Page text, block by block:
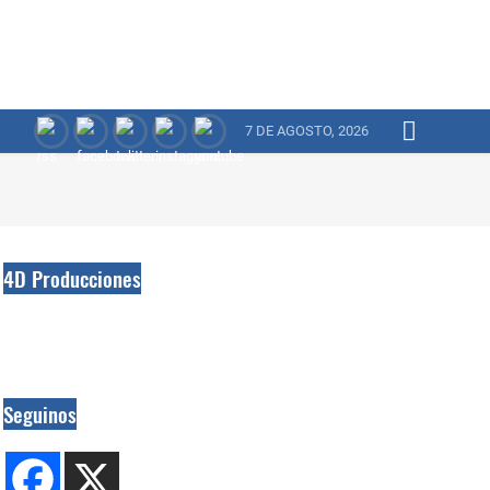
7 DE AGOSTO, 2026
4D Producciones
Seguinos